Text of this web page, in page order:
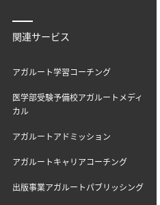
関連サービス
アガルート学習コーチング
医学部受験予備校アガルートメディ
カル
アガルートアドミッション
アガルートキャリアコーチング
出版事業アガルートパブリッシング